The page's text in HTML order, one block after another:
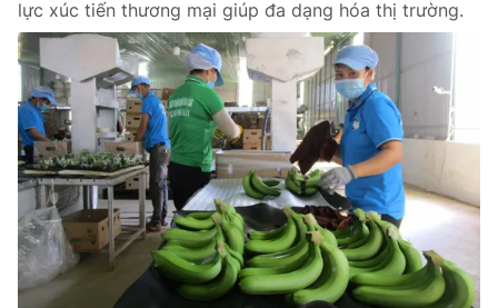
lực xúc tiến thương mại giúp đa dạng hóa thị trường.